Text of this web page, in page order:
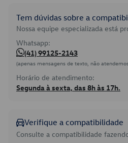
Tem dúvidas sobre a
Nossa equipe especializada está
Whatsapp:
(41) 99125-2143
(apenas mensagens de texto, não
Horário de atendimento:
Segunda à sexta, das 8h às 17h.
Verifique a compatibilidade
Consulte a compatibilidade